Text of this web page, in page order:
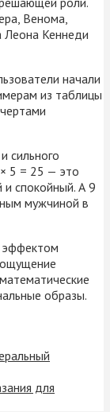
Венома,
Леона Кеннеди
начали
из таблицы
сильного
5 = 25 — это
и спокойный. А 9
мужчиной в
эффектом
образы.
для